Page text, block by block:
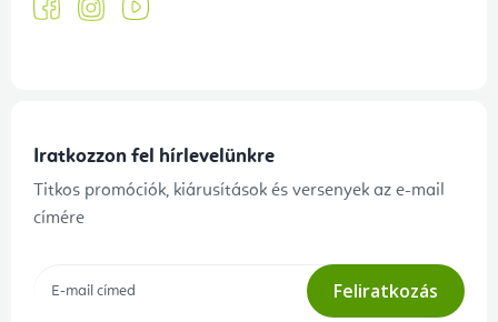
Iratkozzon fel hírlevelünkre
Titkos promóciók, kiárusítások és versenyek az e-mail
címére
Feliratkozás